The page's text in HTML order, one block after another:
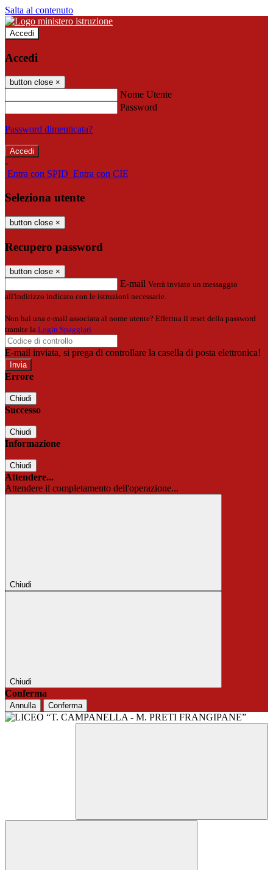
Salta al contenuto
Accedi
Accedi
button close ×
Nome Utente
Password
Password dimenticata?
-
Entra con SPID Entra con CIE
Seleziona utente
button close ×
Recupero password
button close ×
E-mail Verrà inviato un messaggio
all'indirizzo indicato con le istruzioni necessarie.
Non hai una e-mail associata al nome utente? Effettua il reset della password
tramite la Login Spaggiari
E-mail inviata, si prega di controllare la casella di posta elettronica!
Errore
Chiudi
Successo
Chiudi
Informazione
Chiudi
Attendere...
Attendere il completamento dell'operazione...
Chiudi
Chiudi
Conferma
Annulla Conferma